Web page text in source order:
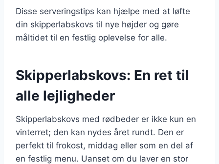
Disse serveringstips kan hjælpe med at løfte
din skipperlabskovs til nye højder og gøre
måltidet til en festlig oplevelse for alle.
Skipperlabskovs: En ret til
alle lejligheder
Skipperlabskovs med rødbeder er ikke kun en
vinterret; den kan nydes året rundt. Den er
perfekt til frokost, middag eller som en del af
en festlig menu. Uanset om du laver en stor